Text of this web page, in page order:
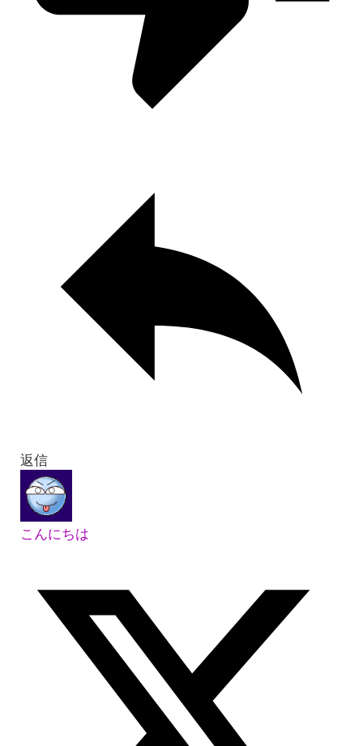
返信
こんにちは